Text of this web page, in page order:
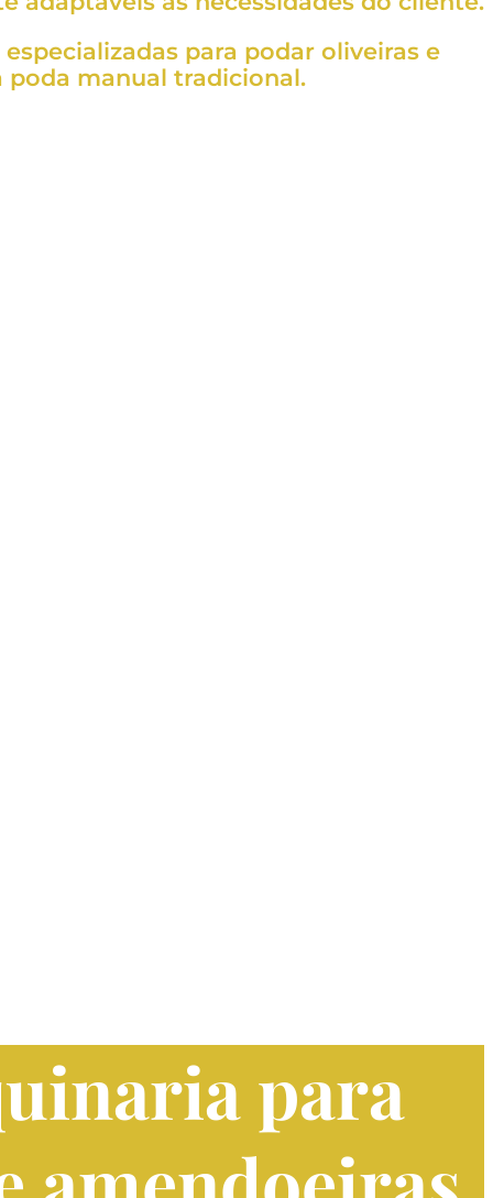
para podar oliveiras e
poda manual tradicional.
para